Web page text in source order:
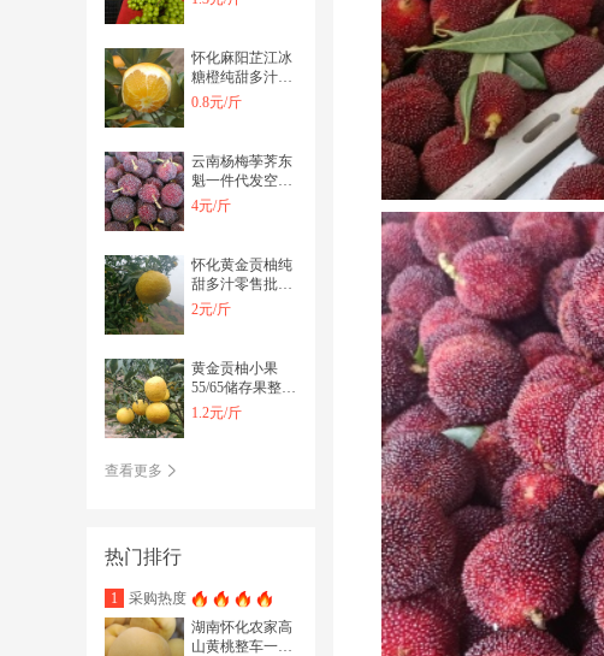
怀化麻阳芷江冰
糖橙纯甜多汁零
售批发代办一件
代发
0.8元/斤
云南杨梅荸荠东
魁一件代发空运
飞机果
4元/斤
怀化黄金贡柚纯
甜多汁零售批发
一件代发
2元/斤
黄金贡柚小果
55/65储存果整车
一件代发
1.2元/斤
查看更多
热门排行
1
采购热度
湖南怀化农家高
山黄桃整车一件